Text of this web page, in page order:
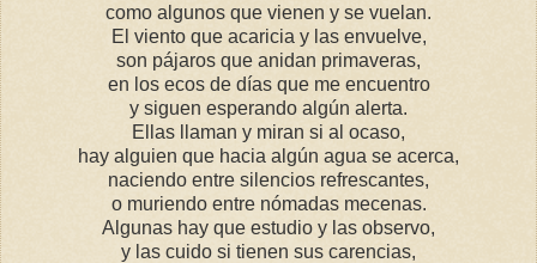
como algunos que vienen y se vuelan.
El viento que acaricia y las envuelve,
son pájaros que anidan primaveras,
en los ecos de días que me encuentro
y siguen esperando algún alerta.
Ellas llaman y miran si al ocaso,
hay alguien que hacia algún agua se acerca,
naciendo entre silencios refrescantes,
o muriendo entre nómadas mecenas.
Algunas hay que estudio y las observo,
y las cuido si tienen sus carencias,